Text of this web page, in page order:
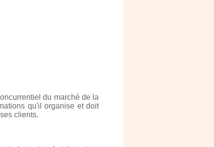
du marché de la
qu'il organise et doit
clients.